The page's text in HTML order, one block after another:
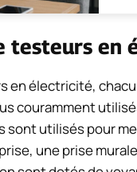
testeurs en
en électricité,
couramment
sont utilisés pour
une prise